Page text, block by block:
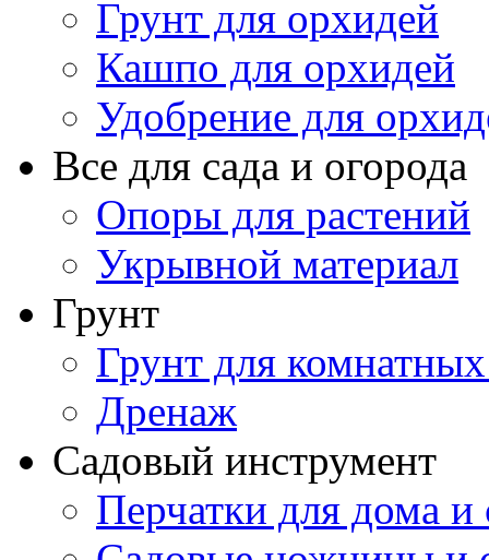
Грунт для орхидей
Кашпо для орхидей
Удобрение для
Все для сада и огорода
Опоры для растений
Укрывной материал
Грунт
Грунт для
Дренаж
Садовый инструмент
Перчатки для дома и